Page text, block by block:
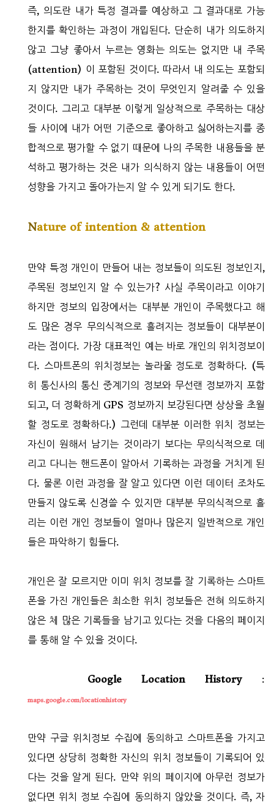
즉, 의도란 내가 특정 결과를 예상하고 그 결과대로 가능
한지를 확인하는 과정이 개입된다. 단순히 내가 의도하지
않고 그냥 좋아서 누르는 영화는 의도는 없지만 내 주목
(attention) 이 포함된 것이다. 따라서 내 의도는 포함되
지 않지만 내가 주목하는 것이 무엇인지 알려줄 수 있을
것이다. 그리고 대부분 이렇게 일상적으로 주목하는 대상
들 사이에 내가 어떤 기준으로 좋아하고 싫어하는지를 종
합적으로 평가할 수 없기 때문에 나의 주목한 내용들을 분
석하고 평가하는 것은 내가 의식하지 않는 내용들이 어떤
성향을 가지고 돌아가는지 알 수 있게 되기도 한다.
Nature of intention & attention
만약 특정 개인이 만들어 내는 정보들이 의도된 정보인지,
주목된 정보인지 알 수 있는가? 사실 주목이라고 이야기
하지만 정보의 입장에서는 대부분 개인이 주목했다고 해
도 많은 경우 무의식적으로 흘려지는 정보들이 대부분이
라는 점이다. 가장 대표적인 예는 바로 개인의 위치정보이
다. 스마트폰의 위치정보는 놀라울 정도로 정확하다. (특
히 통신사의 통신 중계기의 정보와 무선랜 정보까지 포함
되고, 더 정확하게 GPS 정보까지 보강된다면 상상을 초월
할 정도로 정확하다.) 그런데 대부분 이러한 위치 정보는
자신이 원해서 남기는 것이라기 보다는 무의식적으로 데
리고 다니는 핸드폰이 알아서 기록하는 과정을 거치게 된
다. 물론 이런 과정을 잘 알고 있다면 이런 데이터 조차도
만들지 않도록 신경쓸 수 있지만 대부분 무의식적으로 흘
리는 이런 개인 정보들이 얼마나 많은지 일반적으로 개인
들은 파악하기 힘들다.
개인은 잘 모르지만 이미 위치 정보를 잘 기록하는 스마트
폰을 가진 개인들은 최소한 위치 정보들은 전혀 의도하지
않은 체 많은 기록들을 남기고 있다는 것을 다음의 페이지
를 통해 알 수 있을 것이다.
Google Location History :
maps.google.com/locationhistory
만약 구글 위치정보 수집에 동의하고 스마트폰을 가지고
있다면 상당히 정확한 자신의 위치 정보들이 기록되어 있
다는 것을 알게 된다. 만약 위의 페이지에 아무런 정보가
없다면 위치 정보 수집에 동의하지 않았을 것이다. 즉, 자